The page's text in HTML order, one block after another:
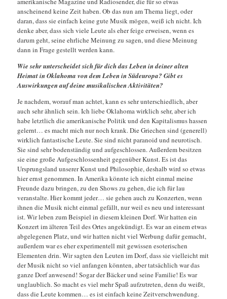
anscheinend keine Zeit haben. Ob das nun am Thema liegt, oder
daran, dass sie einfach keine gute Musik mögen, weiß ich nicht. Ich
denke aber, dass sich viele Leute als eher feige erweisen, wenn es
darum geht, seine ehrliche Meinung zu sagen, und diese Meinung
dann in Frage gestellt werden kann.
Wie sehr unterscheidet sich für dich das Leben in deiner alten
Heimat in Oklahoma von dem Leben in Südeuropa? Gibt es
Auswirkungen auf deine musikalischen Aktivitäten?
Je nachdem, worauf man achtet, kann es sehr unterschiedlich, aber
auch sehr ähnlich sein. Ich liebe Oklahoma wirklich sehr, aber ich
habe letztlich die amerikanische Politik und den Kapitalismus hassen
gelernt… es macht mich nur noch krank. Die Griechen sind (generell)
wirklich fantastische Leute. Sie sind nicht paranoid und neurotisch.
Sie sind sehr bodenständig und aufgeschlossen. Außerdem besitzen
sie eine große Aufgeschlossenheit gegenüber Kunst. Es ist das
Ursprungsland unserer Kunst und Philosophie, deshalb wird so etwas
hier ernst genommen. In Amerika könnte ich nicht einmal meine
Freunde dazu bringen, zu den Shows zu gehen, die ich für lau
veranstalte. Hier kommt jeder… sie gehen auch zu Konzerten, wenn
ihnen die Musik nicht einmal gefällt, nur weil es neu und interessant
ist. Wir leben zum Beispiel in diesem kleinen Dorf. Wir hatten ein
Konzert im älteren Teil des Ortes angekündigt. Es war an einem etwas
abgelegenen Platz, und wir hatten nicht viel Werbung dafür gemacht,
außerdem war es eher experimentell mit gewissen esoterischen
Elementen drin. Wir sagten den Leuten im Dorf, dass sie vielleicht mit
der Musik nicht so viel anfangen könnten, aber tatsächlich war das
ganze Dorf anwesend! Sogar der Bäcker und seine Familie! Es war
unglaublich. So macht es viel mehr Spaß aufzutreten, denn du weißt,
dass die Leute kommen… es ist einfach keine Zeitverschwendung.